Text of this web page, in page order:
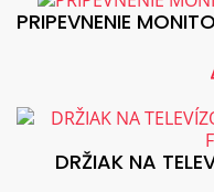
PRIPEVNENIE
DRŽIAK NA